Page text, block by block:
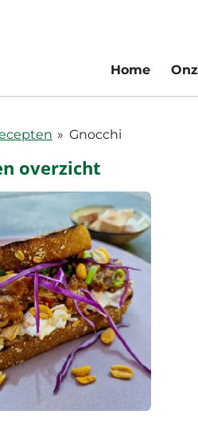
Home
» Gnocchi
overzicht